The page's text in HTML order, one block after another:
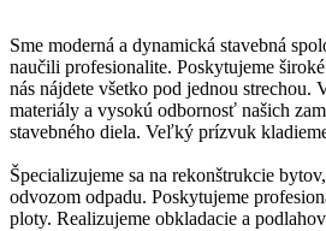
Sme moderná a dynamická stavebná
naučili profesionalite. Poskytujeme
nás nájdete všetko pod jednou
materiály a vysokú odbornosť našich
stavebného diela. Veľký prízvuk
Špecializujeme sa na rekonštrukcie
odvozom odpadu. Poskytujeme
ploty. Realizujeme obkladacie a